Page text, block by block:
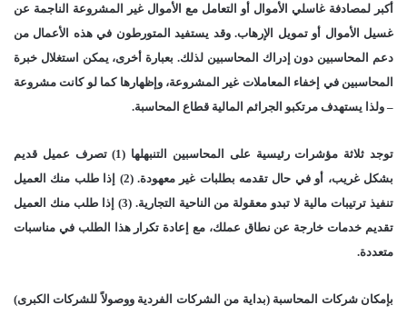
أكبر لمصادفة غاسلي الأموال أو التعامل مع الأموال غير المشروعة الناجمة عن
غسيل الأموال أو تمويل الإرهاب. وقد يستفيد المتورطون في هذه الأعمال من
دعم المحاسبين دون إدراك المحاسبين لذلك. بعبارة أخرى، يمكن استغلال خبرة
المحاسبين في إخفاء المعاملات غير المشروعة، وإظهارها كما لو كانت مشروعة
– ولذا يستهدف مرتكبو الجرائم المالية قطاع المحاسبة.
توجد ثلاثة مؤشرات رئيسية على المحاسبين التنبهلها (1) تصرف عميل قديم
بشكل غريب، أو في حال تقدمه بطلبات غير معهودة. (2) إذا طلب منك العميل
تنفيذ ترتيبات مالية لا تبدو معقولة من الناحية التجارية. (3) إذا طلب منك العميل
تقديم خدمات خارجة عن نطاق عملك، مع إعادة تكرار هذا الطلب في مناسبات
متعددة.
بإمكان شركات المحاسبة (بداية من الشركات الفردية ووصولاً للشركات الكبرى)